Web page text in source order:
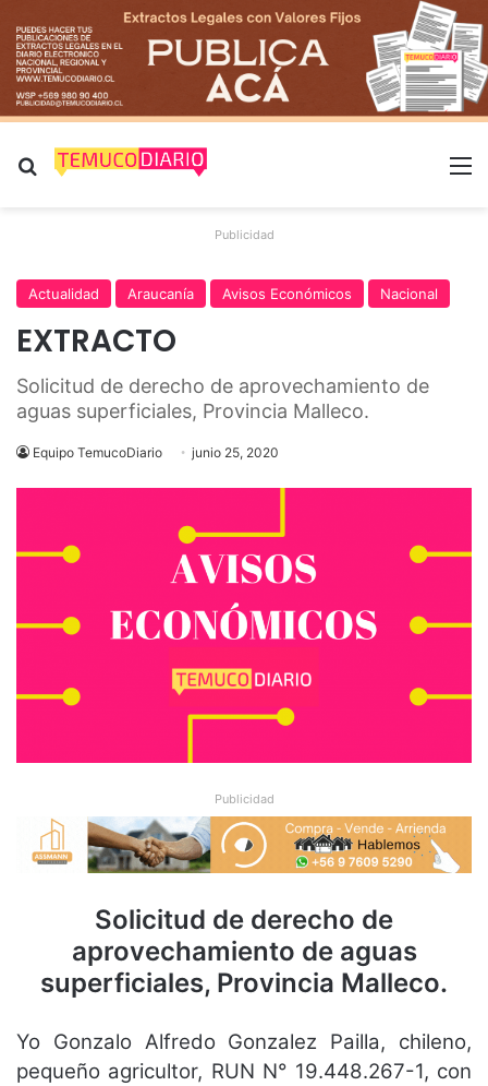
Buscar por
Publicidad
Actualidad Araucanía Avisos Económicos Nacional
EXTRACTO
Solicitud de derecho de aprovechamiento de
aguas superficiales, Provincia Malleco.
Equipo TemucoDiario junio 25, 2020
Publicidad
Solicitud de derecho de
aprovechamiento de aguas
superficiales, Provincia Malleco.
Yo Gonzalo Alfredo Gonzalez Pailla, chileno,
pequeño agricultor, RUN N° 19.448.267-1, con